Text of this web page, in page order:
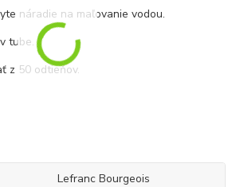
náradie na maľovanie vodou.
v tube.
z 50 odtieňov.
Lefranc Bourgeois